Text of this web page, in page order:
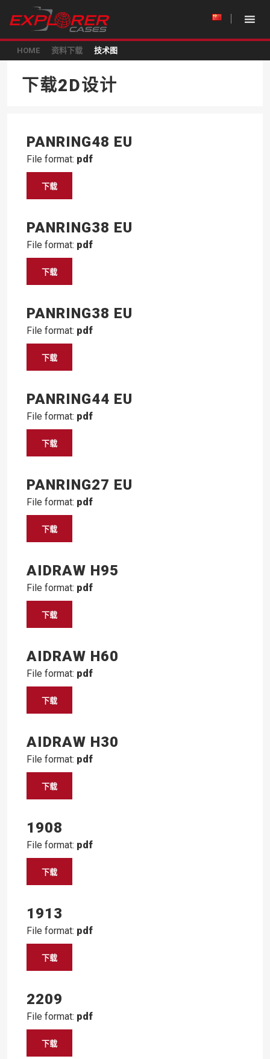
HOME 资料下载 技术图
下载2D设计
PANRING48 EU
File format: pdf
下载
PANRING38 EU
File format: pdf
下载
PANRING38 EU
File format: pdf
下载
PANRING44 EU
File format: pdf
下载
PANRING27 EU
File format: pdf
下载
AIDRAW H95
File format: pdf
下载
AIDRAW H60
File format: pdf
下载
AIDRAW H30
File format: pdf
下载
1908
File format: pdf
下载
1913
File format: pdf
下载
2209
File format: pdf
下载